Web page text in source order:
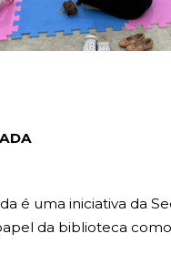
é uma iniciativa da
da biblioteca